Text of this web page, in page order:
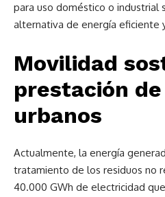
para uso doméstico o industrial
alternativa de energía eficiente
Movilidad
prestación
urbanos
Actualmente, la energía
tratamiento de los residuos no
40.000 GWh de electricidad